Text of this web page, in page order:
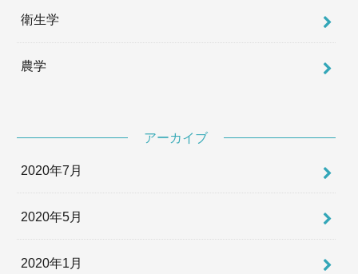
衛生学
農学
アーカイブ
2020年7月
2020年5月
2020年1月